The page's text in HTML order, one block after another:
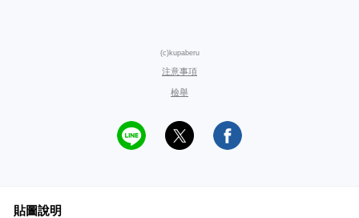
(c)kupaberu
注意事項
檢舉
貼圖說明